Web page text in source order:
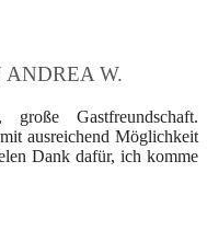
W.
große Gastfreundschaft.
ausreichend Möglichkeit
Dank dafür, ich komme